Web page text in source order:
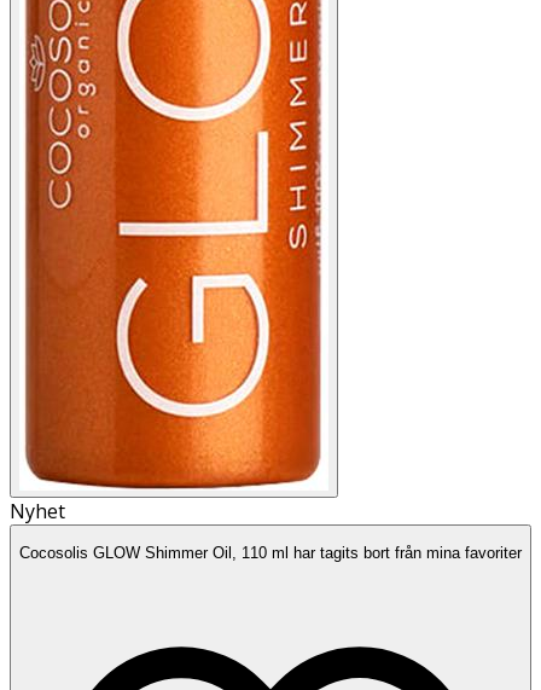
Nyhet
Cocosolis GLOW Shimmer Oil, 110 ml har tagits bort från mina favoriter